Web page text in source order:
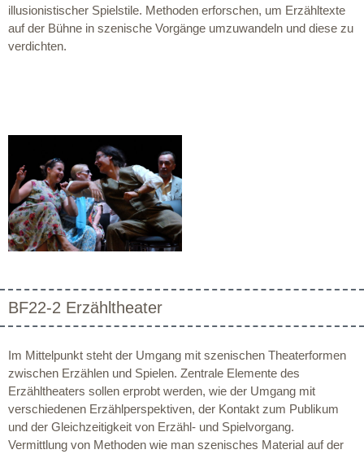
illusionistischer Spielstile. Methoden erforschen, um Erzähltexte
auf der Bühne in szenische Vorgänge umzuwandeln und diese zu
verdichten.
BF22-2 Erzähltheater
Im Mittelpunkt steht der Umgang mit szenischen Theaterformen
zwischen Erzählen und Spielen. Zentrale Elemente des
Erzähltheaters sollen erprobt werden, wie der Umgang mit
verschiedenen Erzählperspektiven, der Kontakt zum Publikum
und der Gleichzeitigkeit von Erzähl- und Spielvorgang.
Vermittlung von Methoden wie man szenisches Material auf der